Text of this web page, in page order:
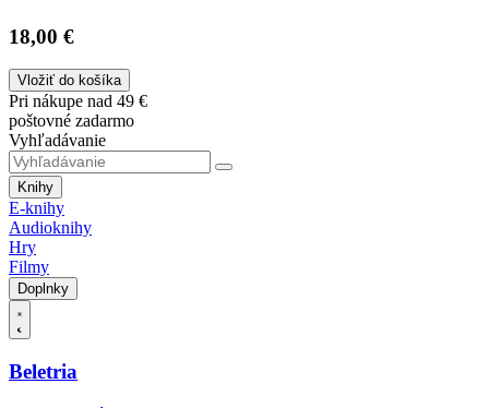
18,00 €
Vložiť do košíka
Pri nákupe nad 49 €
poštovné zadarmo
Vyhľadávanie
Knihy
E-knihy
Audioknihy
Hry
Filmy
Doplnky
Beletria